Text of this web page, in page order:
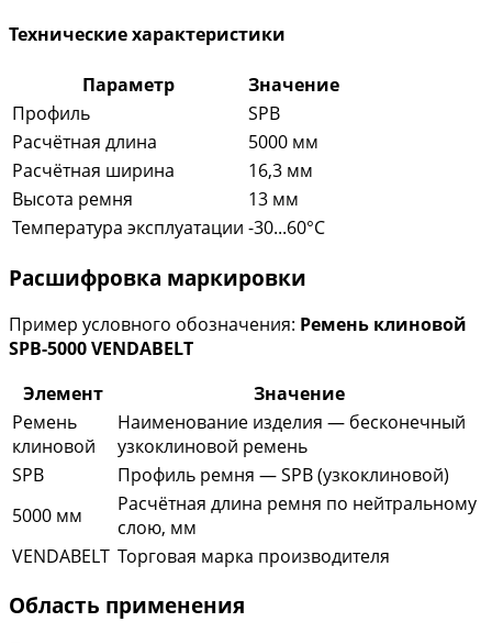
Технические характеристики
Параметр
Значение
Профиль
SPB
Расчётная длина
5000 мм
Расчётная ширина
16,3 мм
Высота ремня
13 мм
Температура эксплуатации -30...60°C
Расшифровка маркировки
Пример условного обозначения: Ремень клиновой
SPB-5000 VENDABELT
Элемент
Значение
Ремень
клиновой
Наименование изделия — бесконечный
узкоклиновой ремень
SPB
Профиль ремня — SPB (узкоклиновой)
5000 мм
Расчётная длина ремня по нейтральному
слою, мм
VENDABELT Торговая марка производителя
Область применения